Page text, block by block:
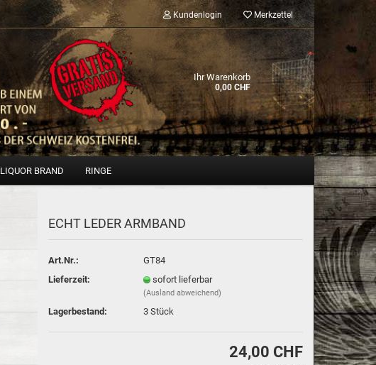
Kundenlogin
Konto erstellen
Passwort vergessen?
Merkzettel
Ihr Warenkorb
0,00 CHF
LIQUOR BRAND RINGE
ECHT LEDER ARM­BAND
Art.Nr.:
GT84
Lieferzeit:
sofort lieferbar
(Ausland abweichend)
Lagerbestand: 3Stück
24,00 CHF